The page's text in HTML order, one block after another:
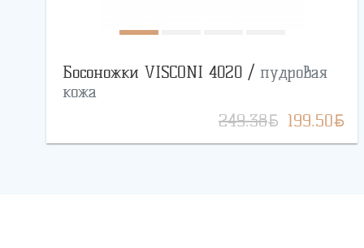
Босоножки VISCONI 4020 / пудровая
кожа
249.38BYN 199.50BYN